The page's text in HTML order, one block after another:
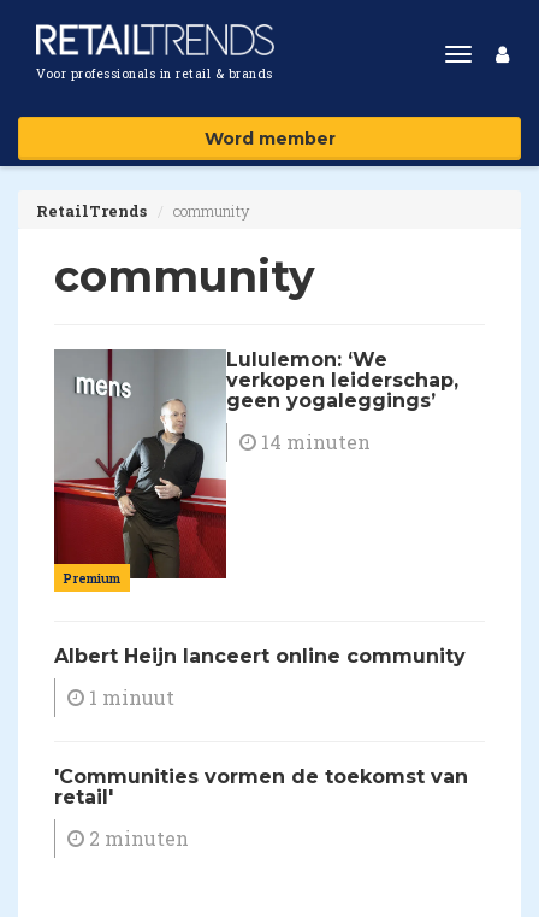
Voor professionals in retail & brands
Toggle
Word member
RetailTrends community
community
Premium
Lululemon: ‘We
verkopen leiderschap,
geen yogaleggings’
14 minuten
​Albert Heijn lanceert online community
1 minuut
​'Communities vormen de toekomst van
retail'
2 minuten